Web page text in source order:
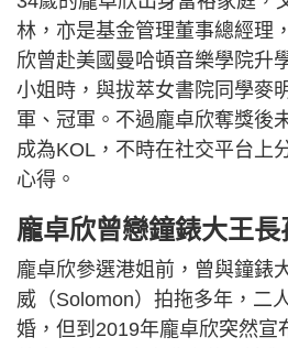
林，亦是基金管理董事總經理
欣曾赴美國曼哈頓音樂學院升
小姐時，與拔萃女書院同學麥
軍、冠軍。不過龐卓欣奪獎後
成為KOL，不時在社交平台上
心得。
龐卓欣曾戀鐘錶大王長
龐卓欣參選港姐前，曾與鐘錶
威（Solomon）拍拖多年，二
婚，但到2019年龐卓欣突然宣